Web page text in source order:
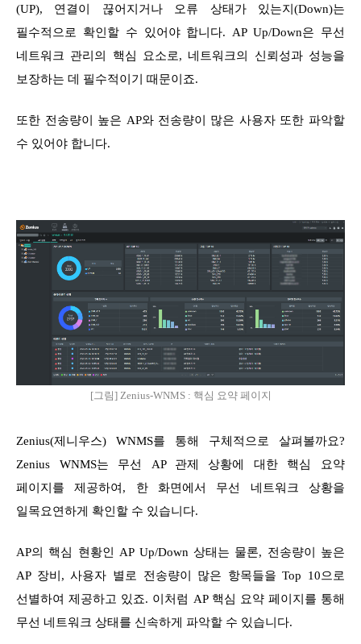
(UP), 연결이 끊어지거나 오류 상태가 있는지(Down)는
필수적으로 확인할 수 있어야 합니다. AP Up/Down은 무선
네트워크 관리의 핵심 요소로, 네트워크의 신뢰성과 성능을
보장하는 데 필수적이기 때문이죠.
또한 전송량이 높은 AP와 전송량이 많은 사용자 또한 파악할
수 있어야 합니다.
[그림] Zenius-WNMS : 핵심 요약 페이지
Zenius(제니우스) WNMS를 통해 구체적으로 살펴볼까요?
Zenius WNMS는 무선 AP 관제 상황에 대한 핵심 요약
페이지를 제공하여, 한 화면에서 무선 네트워크 상황을
일목요연하게 확인할 수 있습니다.
AP의 핵심 현황인 AP Up/Down 상태는 물론, 전송량이 높은
AP 장비, 사용자 별로 전송량이 많은 항목들을 Top 10으로
선별하여 제공하고 있죠. 이처럼 AP 핵심 요약 페이지를 통해
무선 네트워크 상태를 신속하게 파악할 수 있습니다.